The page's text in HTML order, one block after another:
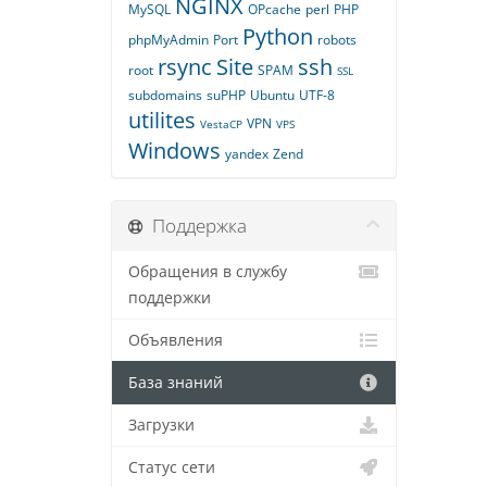
MySQL NGINX OPcache perl PHP
phpMyAdmin Port Python robots
root rsync Site SPAM ssh SSL
subdomains suPHP Ubuntu UTF-8
utilites VestaCP VPN VPS
Windows yandex Zend
Поддержка
Обращения в службу
поддержки
Объявления
База знаний
Загрузки
Статус сети